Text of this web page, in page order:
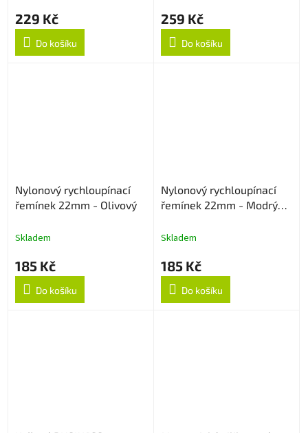
229 Kč
Do košíku
259 Kč
Do košíku
Nylonový rychloupínací
řemínek 22mm - Olivový
Skladem
185 Kč
Do košíku
Nylonový rychloupínací
řemínek 22mm - Modrý
Skladem
185 Kč
Do košíku